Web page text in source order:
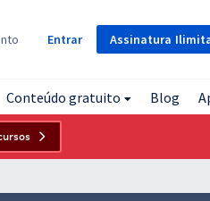
Assinatura
Entrar
Conteúdo gratuito Blog